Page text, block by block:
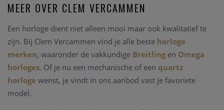
MEER OVER CLEM VERCAMMEN
Een horloge dient niet alleen mooi maar ook kwalitatief te
zijn. Bij Clem Vercammen vind je alle beste horloge
merken, waaronder de vakkundige Breitling en Omega
horloges. Of je nu een mechanische of een quartz
horloge wenst, je vindt in ons aanbod vast je favoriete
model.